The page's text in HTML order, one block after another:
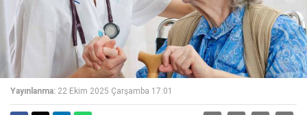
Yayınlanma: 22 Ekim 2025 Çarşamba 17:01